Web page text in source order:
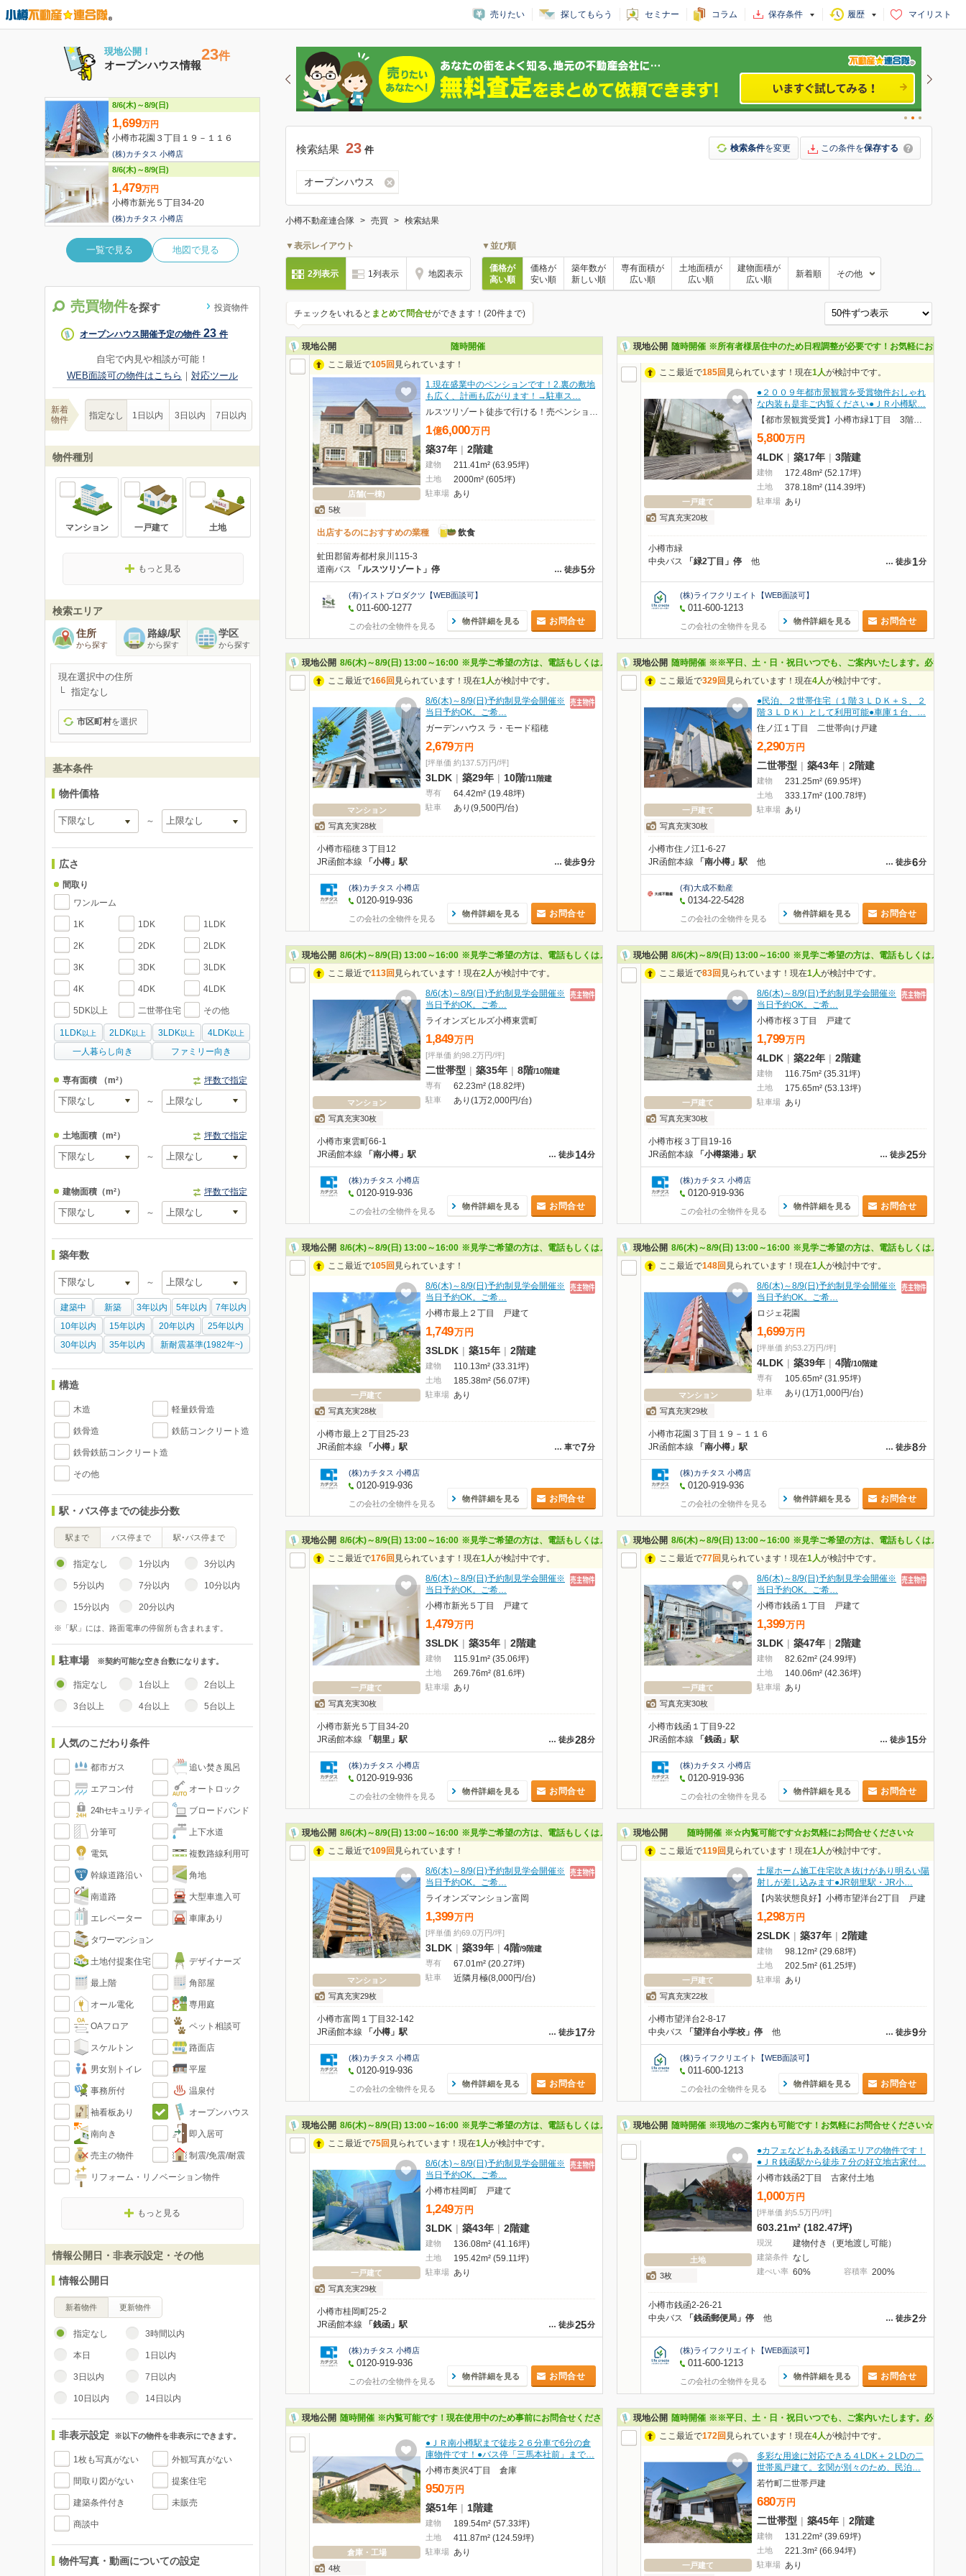
売りたい 探してもらう セミナー コラム 保存条件 履歴 マイリスト
売買物件を探す 投資物件
オープンハウス開催予定の物件 23 件
自宅で内見や相談が可能！
WEB面談可の物件はこちら ｜ 対応ツール
新着
物件
指定なし 1日以内 3日以内 7日以内
物件種別
マンション 一戸建て 土地
もっと見る
検索エリア
住所
から探す
路線/駅
から探す
学区
から探す
現在選択中の住所
指定なし
市区町村を選択
基本条件
物件価格
～
広さ
間取り
ワンルーム
1K 1DK 1LDK
2K 2DK 2LDK
3K 3DK 3LDK
4K 4DK 4LDK
5DK以上 二世帯住宅 その他
1LDK 以上 2LDK 以上 3LDK 以上 4LDK 以上
一人暮らし向き ファミリー向き
専有面積 （m²） 坪数で指定
～
土地面積（m²） 坪数で指定
～
建物面積（m²） 坪数で指定
～
築年数
～
建築中 新築 3年以内 5年以内
7年以内
10年以内
15年以内 20年以内
25年以内
30年以内
35年以内 新耐震基準(1982年~)
構造
木造 軽量鉄骨造
鉄骨造 鉄筋コンクリート造
鉄骨鉄筋コンクリート造
その他
駅・バス停までの徒歩分数
駅まで バス停まで 駅･バス停まで
指定なし 1分以内 3分以内
5分以内 7分以内 10分以内
15分以内 20分以内
※「駅」には、路面電車の停留所も含まれます。
駐車場 ※契約可能な空き台数になります。
指定なし 1台以上 2台以上
3台以上 4台以上 5台以上
人気のこだわり条件
都市ガス 追い焚き風呂
エアコン付 オートロック
24hセキュリティ ブロードバンド
分筆可 上下水道
電気 複数路線利用可
幹線道路沿い 角地
南道路 大型車進入可
エレベーター 車庫あり
タワーマンション
土地付提案住宅 デザイナーズ
最上階 角部屋
オール電化 専用庭
OAフロア ペット相談可
スケルトン 路面店
男女別トイレ 平屋
事務所付 温泉付
袖看板あり オープンハウス
南向き 即入居可
売主の物件 制震/免震/耐震
リフォーム・リノベーション物件
もっと見る
情報公開日・非表示設定・その他
情報公開日
新着物件 更新物件
指定なし 3時間以内
本日 1日以内
3日以内 7日以内
10日以内 14日以内
非表示設定 ※以下の物件を非表示にできます。
1枚も写真がない 外観写真がない
間取り図がない 提案住宅
建築条件付き 未販売
商談中
物件写真・動画についての設定
検索結果 23 件 検索条件を変更 この条件を保存する
オープンハウス
小樽不動産連合隊 売買 検索結果
▼表示レイアウト
2列表示 1列表示 地図表示
▼並び順
価格が
高い順
価格が
安い順
築年数が
新しい順
専有面積が
広い順
土地面積が
広い順
建物面積が
広い順
新着順 その他
チェックをいれると まとめて問合せができます！(20件まで)
現地公開
随時開催
ここ最近で105回 見られています！
店舗(一棟)
5枚
1.現在盛業中のペンションです！2.裏の敷地
も広く、計画も広がります！→駐車ス…
ルスツリゾート徒歩で行ける！売ペンション！
1億6,000万 円
築37年 | 2階建
建物 211.41m² (63.95坪)
土地 2000m² (605坪)
駐車場 あり
出店するのにおすすめの業種 飲食
虻田郡留寿都村泉川115-3
… 徒歩5分
道南バス 「ルスツリゾート」停
(有)イストプロダクツ【WEB面談可】
011-600-1277
この会社の全物件を見る
物件詳細を見る お問合せ
現地公開 随時開催 ※所有者様居住中のため日程調整が必要です！お気軽にお問い合
ここ最近で185回 見られています！現在1人が検討中です。
一戸建て
写真充実20枚
●２００９年都市景観賞を受賞物件おしゃれ
な内装も是非ご内覧ください●ＪＲ小樽駅…
【都市景観賞受賞】小樽市緑1丁目 3階建戸建
5,800万 円
4LDK | 築17年 | 3階建
建物 172.48m² (52.17坪)
土地 378.18m² (114.39坪)
駐車場 あり
小樽市緑
… 徒歩1分
中央バス 「緑2丁目」停 他
(株)ライフクリエイト【WEB面談可】
011-600-1213
この会社の全物件を見る
物件詳細を見る お問合せ
現地公開 8/6(木)～8/9(日) 13:00～16:00 ※見学ご希望の方は、電話もしくはメールでお問い合わせください。なお、来場受付票をご記入いただいた方にはAmazonギフト
ここ最近で166回 見られています！現在1人が検討中です。
マンション
写真充実28枚
8/6(木)～8/9(日)予約制見学会開催※
当日予約OK。ご希…
ガーデンハウス ラ・モード稲穂
2,679万 円
[坪単価 約137.5万円/坪]
3LDK | 築29年 | 10階/11階建
専有
64.42m² (19.48坪)
駐車 あり(9,500円/台)
小樽市稲穂３丁目12
… 徒歩9分
JR函館本線 「小樽」駅
(株)カチタス 小樽店
0120-919-936
この会社の全物件を見る
物件詳細を見る お問合せ
現地公開 随時開催 ※※平日、土・日・祝日いつでも、ご案内いたします。必ずご予
ここ最近で329回 見られています！現在4人が検討中です。
一戸建て
写真充実30枚
●民泊、２世帯住宅（１階３ＬＤＫ＋Ｓ、２
階３ＬＤＫ）として利用可能●車庫１台、…
住ノ江１丁目 二世帯向け戸建
2,290万 円
二世帯型 | 築43年 | 2階建
建物 231.25m² (69.95坪)
土地 333.17m² (100.78坪)
駐車場 あり
小樽市住ノ江1-6-27
… 徒歩6分
JR函館本線 「南小樽」駅 他
(有)大成不動産
0134-22-5428
この会社の全物件を見る
物件詳細を見る お問合せ
現地公開 8/6(木)～8/9(日) 13:00～16:00 ※見学ご希望の方は、電話もしくはメールでお問い合わせください。なお、来場受付票をご記入いただいた方にはAmazonギフト
ここ最近で113回 見られています！現在2人が検討中です。
マンション
写真充実30枚
8/6(木)～8/9(日)予約制見学会開催※
当日予約OK。ご希…
ライオンズヒルズ小樽東雲町
1,849万 円
[坪単価 約98.2万円/坪]
二世帯型 | 築35年 | 8階/10階建
専有
62.23m² (18.82坪)
駐車 あり(1万2,000円/台)
小樽市東雲町66-1
… 徒歩14分
JR函館本線 「南小樽」駅
(株)カチタス 小樽店
0120-919-936
この会社の全物件を見る
物件詳細を見る お問合せ
現地公開 8/6(木)～8/9(日) 13:00～16:00 ※見学ご希望の方は、電話もしくはメール
ここ最近で83回 見られています！現在1人が検討中です。
一戸建て
写真充実30枚
8/6(木)～8/9(日)予約制見学会開催※
当日予約OK。ご希…
小樽市桜３丁目 戸建て
1,799万 円
4LDK | 築22年 | 2階建
建物 116.75m² (35.31坪)
土地 175.65m² (53.13坪)
駐車場 あり
小樽市桜３丁目19-16
… 徒歩25分
JR函館本線 「小樽築港」駅
(株)カチタス 小樽店
0120-919-936
この会社の全物件を見る
物件詳細を見る お問合せ
現地公開 8/6(木)～8/9(日) 13:00～16:00 ※見学ご希望の方は、電話もしくはメールでお問い合わせください。なお、来場受付票をご記入いただいた方にはAmazonギフト
ここ最近で105回 見られています！
一戸建て
写真充実28枚
8/6(木)～8/9(日)予約制見学会開催※
当日予約OK。ご希…
小樽市最上２丁目 戸建て
1,749万 円
3SLDK | 築15年 | 2階建
建物 110.13m² (33.31坪)
土地 185.38m² (56.07坪)
駐車場 あり
小樽市最上２丁目25-23
… 車で7分
JR函館本線 「小樽」駅
(株)カチタス 小樽店
0120-919-936
この会社の全物件を見る
物件詳細を見る お問合せ
現地公開 8/6(木)～8/9(日) 13:00～16:00 ※見学ご希望の方は、電話もしくはメール
ここ最近で148回 見られています！現在1人が検討中です。
マンション
写真充実29枚
8/6(木)～8/9(日)予約制見学会開催※
当日予約OK。ご希…
ロジェ花園
1,699万 円
[坪単価 約53.2万円/坪]
4LDK | 築39年 | 4階/10階建
専有
105.65m² (31.95坪)
駐車 あり(1万1,000円/台)
小樽市花園３丁目１９－１１６
… 徒歩8分
JR函館本線 「南小樽」駅
(株)カチタス 小樽店
0120-919-936
この会社の全物件を見る
物件詳細を見る お問合せ
現地公開 8/6(木)～8/9(日) 13:00～16:00 ※見学ご希望の方は、電話もしくはメールでお問い合わせください。なお、来場受付票をご記入いただいた方にはAmazonギフト
ここ最近で176回 見られています！現在1人が検討中です。
一戸建て
写真充実30枚
8/6(木)～8/9(日)予約制見学会開催※
当日予約OK。ご希…
小樽市新光５丁目 戸建て
1,479万 円
3SLDK | 築35年 | 2階建
建物 115.91m² (35.06坪)
土地 269.76m² (81.6坪)
駐車場 あり
小樽市新光５丁目34-20
… 徒歩28分
JR函館本線 「朝里」駅
(株)カチタス 小樽店
0120-919-936
この会社の全物件を見る
物件詳細を見る お問合せ
現地公開 8/6(木)～8/9(日) 13:00～16:00 ※見学ご希望の方は、電話もしくはメール
ここ最近で77回 見られています！現在1人が検討中です。
一戸建て
写真充実30枚
8/6(木)～8/9(日)予約制見学会開催※
当日予約OK。ご希…
小樽市銭函１丁目 戸建て
1,399万 円
3LDK | 築47年 | 2階建
建物 82.62m² (24.99坪)
土地 140.06m² (42.36坪)
駐車場 あり
小樽市銭函１丁目9-22
… 徒歩15分
JR函館本線 「銭函」駅
(株)カチタス 小樽店
0120-919-936
この会社の全物件を見る
物件詳細を見る お問合せ
現地公開 8/6(木)～8/9(日) 13:00～16:00 ※見学ご希望の方は、電話もしくはメールでお問い合わせください。なお、来場受付票をご記入いただいた方にはAmazonギフト
ここ最近で109回 見られています！
マンション
写真充実29枚
8/6(木)～8/9(日)予約制見学会開催※
当日予約OK。ご希…
ライオンズマンション富岡
1,399万 円
[坪単価 約69.0万円/坪]
3LDK | 築39年 | 4階/9階建
専有
67.01m² (20.27坪)
駐車 近隣月極(8,000円/台)
小樽市富岡１丁目32-142
… 徒歩17分
JR函館本線 「小樽」駅
(株)カチタス 小樽店
0120-919-936
この会社の全物件を見る
物件詳細を見る お問合せ
現地公開 随時開催 ※☆内覧可能です☆お気軽にお問合せください☆
ここ最近で119回 見られています！現在1人が検討中です。
一戸建て
写真充実22枚
土屋ホーム施工住宅吹き抜けがあり明るい陽
射しが差し込みます●JR朝里駅・JR小…
【内装状態良好】小樽市望洋台2丁目 戸建
1,298万 円
2SLDK | 築37年 | 2階建
建物 98.12m² (29.68坪)
土地 202.5m² (61.25坪)
駐車場 あり
小樽市望洋台2-8-17
… 徒歩9分
中央バス 「望洋台小学校」停 他
(株)ライフクリエイト【WEB面談可】
011-600-1213
この会社の全物件を見る
物件詳細を見る お問合せ
現地公開 8/6(木)～8/9(日) 13:00～16:00 ※見学ご希望の方は、電話もしくはメールでお問い合わせください。なお、来場受付票をご記入いただいた方にはAmazonギフト
ここ最近で75回 見られています！現在1人が検討中です。
一戸建て
写真充実29枚
8/6(木)～8/9(日)予約制見学会開催※
当日予約OK。ご希…
小樽市桂岡町 戸建て
1,249万 円
3LDK | 築43年 | 2階建
建物 136.08m² (41.16坪)
土地 195.42m² (59.11坪)
駐車場 あり
小樽市桂岡町25-2
… 徒歩25分
JR函館本線 「銭函」駅
(株)カチタス 小樽店
0120-919-936
この会社の全物件を見る
物件詳細を見る お問合せ
現地公開 随時開催 ※現地のご案内も可能です！お気軽にお問合せください☆
土地
3枚
●カフェなどもある銭函エリアの物件です！
●ＪＲ銭函駅から徒歩７分の好立地古家付…
小樽市銭函2丁目 古家付土地
1,000万 円
[坪単価 約5.5万円/坪]
603.21m² (182.47坪)
現況 建物付き（更地渡し可能）
建築条件 なし
建ぺい率 60% 容積率 200%
小樽市銭函2-26-21
… 徒歩2分
中央バス 「銭函郵便局」停 他
(株)ライフクリエイト【WEB面談可】
011-600-1213
この会社の全物件を見る
物件詳細を見る お問合せ
現地公開 随時開催 ※内覧可能です！現在使用中のため事前にお問合せください☆
倉庫・工場
4枚
●ＪＲ南小樽駅まで徒歩２６分車で6分の倉
庫物件です！●バス停「三馬本社前」まで…
小樽市奥沢4丁目 倉庫
950万 円
築51年 | 1階建
建物 189.54m² (57.33坪)
土地 411.87m² (124.59坪)
駐車場 あり
現地公開 随時開催 ※※平日、土・日・祝日いつでも、ご案内いたします。必ずご予
ここ最近で172回 見られています！現在4人が検討中です。
一戸建て
多彩な用途に対応できる４LDK＋２LDの二
世帯風戸建て。玄関が別々のため、民泊…
若竹町二世帯戸建
680万 円
二世帯型 | 築45年 | 2階建
建物 131.22m² (39.69坪)
土地 221.3m² (66.94坪)
駐車場 あり